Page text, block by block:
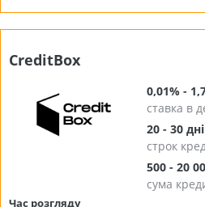
CreditBox
0,01% -
ставка в
20 - 30
строк
500 - 20
сума
Час розгляду